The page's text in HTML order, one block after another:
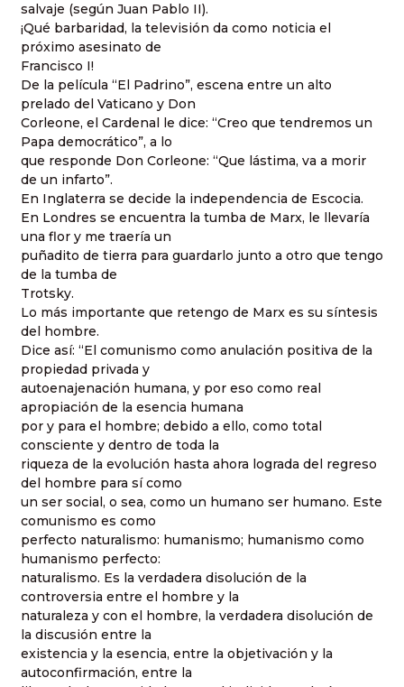
salvaje (según Juan Pablo II).
¡Qué barbaridad, la televisión da como noticia el
próximo asesinato de
Francisco I!
De la película “El Padrino”, escena entre un alto
prelado del Vaticano y Don
Corleone, el Cardenal le dice: “Creo que tendremos un
Papa democrático”, a lo
que responde Don Corleone: “Que lástima, va a morir
de un infarto”.
En Inglaterra se decide la independencia de Escocia.
En Londres se encuentra la tumba de Marx, le llevaría
una flor y me traería un
puñadito de tierra para guardarlo junto a otro que tengo
de la tumba de
Trotsky.
Lo más importante que retengo de Marx es su síntesis
del hombre.
Dice así: “El comunismo como anulación positiva de la
propiedad privada y
autoenajenación humana, y por eso como real
apropiación de la esencia humana
por y para el hombre; debido a ello, como total
consciente y dentro de toda la
riqueza de la evolución hasta ahora lograda del regreso
del hombre para sí como
un ser social, o sea, como un humano ser humano. Este
comunismo es como
perfecto naturalismo: humanismo; humanismo como
humanismo perfecto:
naturalismo. Es la verdadera disolución de la
controversia entre el hombre y la
naturaleza y con el hombre, la verdadera disolución de
la discusión entre la
existencia y la esencia, entre la objetivación y la
autoconfirmación, entre la